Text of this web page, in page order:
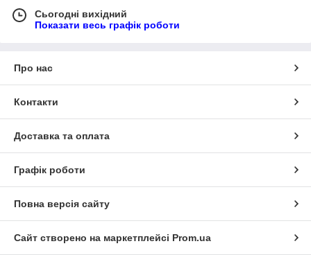
Сьогодні вихідний
Показати весь графік роботи
Про нас
Контакти
Доставка та оплата
Графік роботи
Повна версія сайту
Сайт створено на маркетплейсі Prom.ua